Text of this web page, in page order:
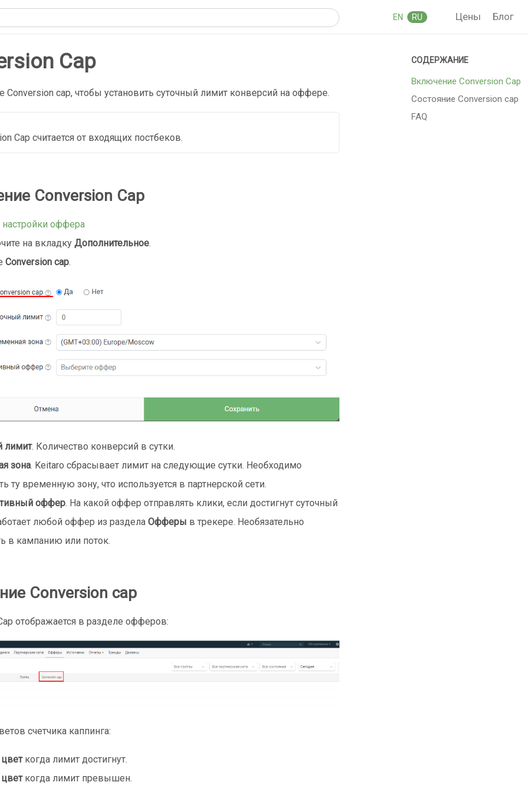
EN RU Цены Блог
Cap
Conversion cap, чтобы установить суточный лимит конверсий на оффере.
Cap считается от входящих постбеков.
Conversion Cap
настройки оффера
на вкладкуДополнительное.
Conversion cap.
лимит. Количество конверсий в сутки.
зона. Keitaro сбрасывает лимит на следующие сутки. Необходимо
ту временную зону, что используется в партнерской сети.
оффер. На какой оффер отправлять клики, если достигнут суточный
любой оффер из разделаОфферы в трекере. Необязательно
в кампанию или поток.
Conversion cap
отображается в разделе офферов:
счетчика каппинга:
когда лимит достигнут.
когда лимит превышен.
Включение Conversion Cap
Состояние Conversion cap
FAQ